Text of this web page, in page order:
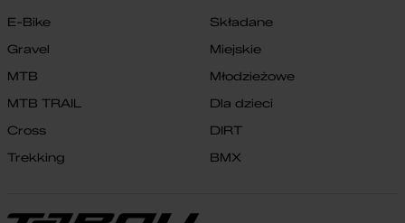
E-Bike
Gravel
MTB
MTB TRAIL
Cross
Trekking
Składane
Miejskie
Młodzieżowe
Dla dzieci
DIRT
BMX